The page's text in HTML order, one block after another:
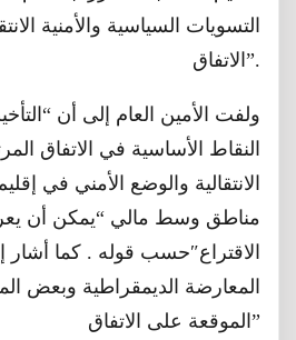
التسويات السياسية والأمنية
الاتفاق”.
النقاط الأساسية في الاتفاق
الانتقالية والوضع الأمني في
مناطق وسط مالي “يمكن أن
الاقتراع″حسب قوله . كما
المعارضة الديمقراطية وبعض
الموقعة على الاتفاق”